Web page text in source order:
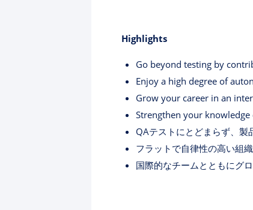
Highlights
Go beyond testing by
Enjoy a high degree of
Grow your career in an
Strengthen your knowledge
QAテストにとどまらず、
フラットで自律性の高い組
国際的なチームとともにグ